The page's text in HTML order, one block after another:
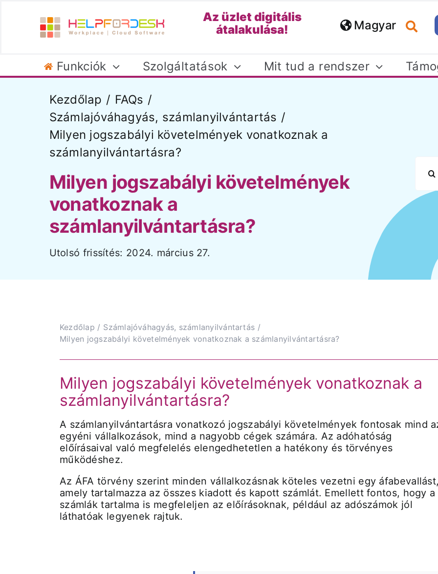
Az üzlet digitális
átalakulása!
Magyar
Funkciók Szolgáltatások Mit tud a rendszer
Első lepésék
Regisztráció
NAV szinkron
Kézikönyv
oktatásaink
mind
Kezdőlap
FAQs
Számlajóváhagyás, számlanyilvántartás
Milyen jogszabályi követelmények vonatkoznak a
számlanyilvántartásra?
Milyen jogszabályi követelmények
vonatkoznak a
számlanyilvántartásra?
Utolsó frissítés: 2024. március 27.
Kezdőlap
Számlajóváhagyás, számlanyilvántartás
Milyen jogszabályi követelmények vonatkoznak a számlanyilvántartásra?
Milyen jogszabályi követelmények vonatkoznak a
számlanyilvántartásra?
A számlanyilvántartásra vonatkozó jogszabályi követelmények fontosak mind
egyéni vállalkozások, mind a nagyobb cégek számára. Az adóhatóság
előírásaival való megfelelés elengedhetetlen a hatékony és törvényes
működéshez.
Az ÁFA törvény szerint minden vállalkozásnak köteles vezetni egy
amely tartalmazza az összes kiadott és kapott számlát. Emellett fontos, hogy a
számlák tartalma is megfeleljen az előírásoknak, például az adószámok jól
láthatóak legyenek rajtuk.
Igen,